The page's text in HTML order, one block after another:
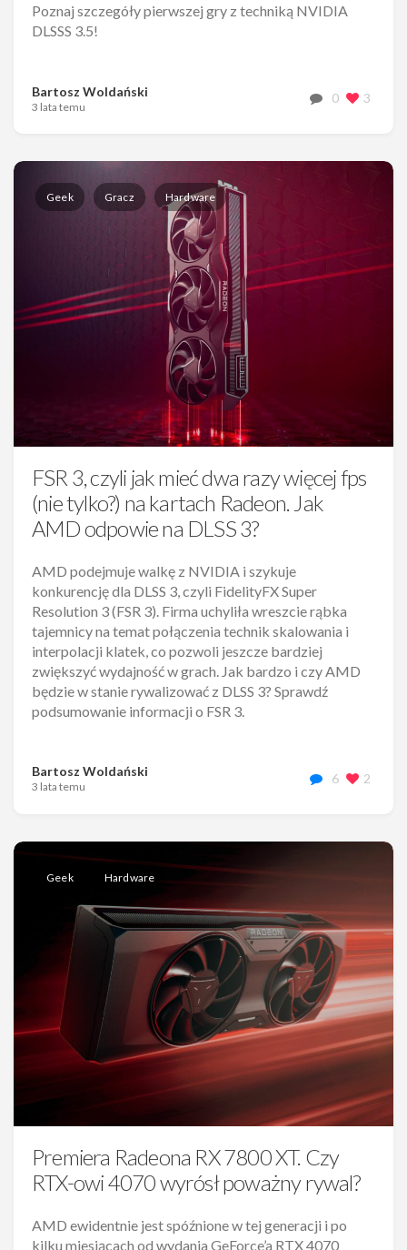
Poznaj szczegóły pierwszej gry z techniką NVIDIA
DLSSS 3.5!
Bartosz Woldański
3 lata temu
0 3
Geek Gracz Hardware
FSR 3, czyli jak mieć dwa razy więcej fps
(nie tylko?) na kartach Radeon. Jak
AMD odpowie na DLSS 3?
AMD podejmuje walkę z NVIDIA i szykuje
konkurencję dla DLSS 3, czyli FidelityFX Super
Resolution 3 (FSR 3). Firma uchyliła wreszcie rąbka
tajemnicy na temat połączenia technik skalowania i
interpolacji klatek, co pozwoli jeszcze bardziej
zwiększyć wydajność w grach. Jak bardzo i czy AMD
będzie w stanie rywalizować z DLSS 3? Sprawdź
podsumowanie informacji o FSR 3.
Bartosz Woldański
3 lata temu
6 2
Geek Hardware
Premiera Radeona RX 7800 XT. Czy
RTX-owi 4070 wyrósł poważny rywal?
AMD ewidentnie jest spóźnione w tej generacji i po
kilku miesiącach od wydania GeForce’a RTX 4070